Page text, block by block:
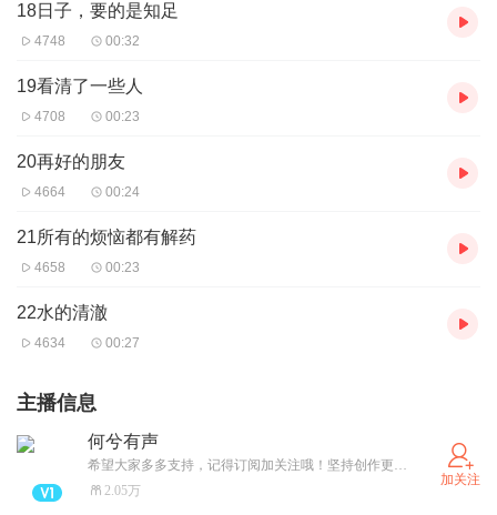
18日子，要的是知足
4748 00:32
19看清了一些人
4708 00:23
20再好的朋友
4664 00:24
21所有的烦恼都有解药
4658 00:23
22水的清澈
4634 00:27
主播信息
何兮有声
希望大家多多支持，记得订阅加关注哦！坚持创作更好的作品，呈现给大家！
2.05万
加关注